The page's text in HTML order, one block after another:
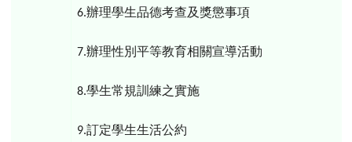
6.辦理學生品德考查及獎懲事項
7.辦理性別平等教育相關宣導活動
8.學生常規訓練之實施
9.訂定學生生活公約